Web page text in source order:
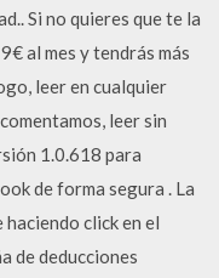
Si no quieres que te la
al mes y tendrás más
leer en cualquier
leer sin
1.0.618 para
de forma segura . La
click en el
de deducciones